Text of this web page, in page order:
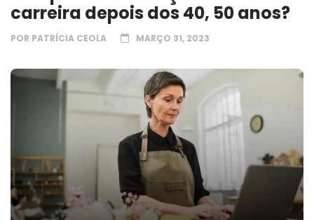
carreira depois dos 40, 50 anos?
POR PATRÍCIA CEOLA MARÇO 31, 2023